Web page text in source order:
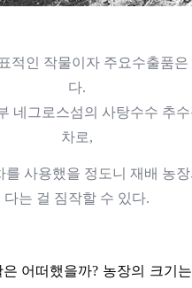
적인 작물이자 주요수출품은
다.
네그로스섬의 사탕수수 추
차로,
를 사용했을 정도니 재배 농
다는 걸 짐작할 수 있다.
어떠했을까? 농장의 크기